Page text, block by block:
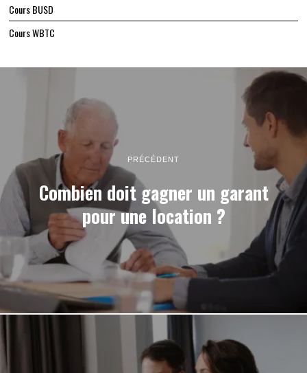
Cours BUSD
Cours WBTC
PRÉCÉDENT
Combien doit gagner un garant
pour une location ?